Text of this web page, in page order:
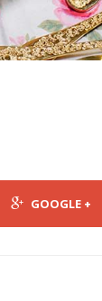
GOOGLE +